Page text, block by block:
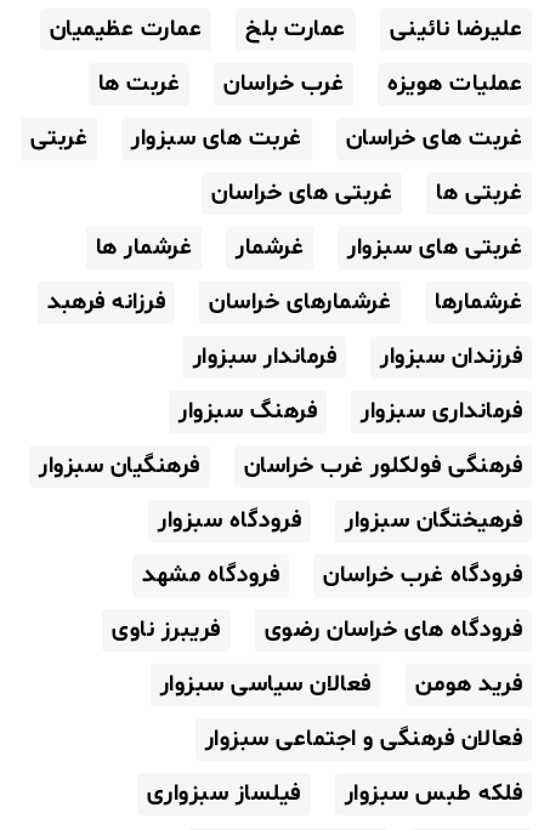
علیرضا نائینی
عمارت بلخ
عمارت عظیمیان
عملیات هویزه
غرب خراسان
غربت ها
غربت های خراسان
غربت های سبزوار
غربتی
غربتی ها
غربتی های خراسان
غربتی های سبزوار
غرشمار
غرشمار ها
غرشمارها
غرشمارهای خراسان
فرزانه فرهبد
فرزندان سبزوار
فرماندار سبزوار
فرمانداری سبزوار
فرهنگ سبزوار
فرهنگی فولکلور غرب خراسان
فرهنگیان سبزوار
فرهیختگان سبزوار
فرودگاه سبزوار
فرودگاه غرب خراسان
فرودگاه مشهد
فرودگاه های خراسان رضوی
فریبرز ناوی
فرید هومن
فعالان سیاسی سبزوار
فعالان فرهنگی و اجتماعی سبزوار
فلکه طبس سبزوار
فیلساز سبزواری